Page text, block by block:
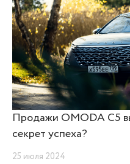
Продажи OMODA C5
секрет успеха?
25 июля 2024